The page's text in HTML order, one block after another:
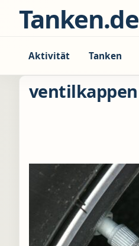
Zum Inhalt springen
Tanken.de
Aktivität Tanken
ventilkappen